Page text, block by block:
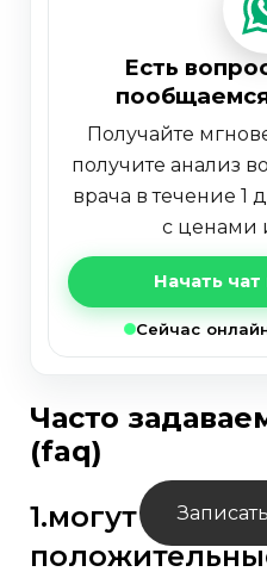
есть вопросы? давайте
получайте мгновенные ответы 24/7.
получите анализ
врача в течение 1
с ценами
Начать
Сейчас
часто задаваемые вопросы
(faq)
1.могут ли вич-